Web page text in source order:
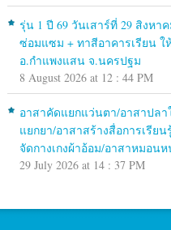
รุ่น 1 ปี 69 วันเสาร์ที่ 29 สิงหา
ซ่อมแซม + ทาสีอาคารเรียน ใ
อ.กำแพงแสน จ.นครปฐม
8 August 2026 at 12 : 44 PM
อาสาคัดแยกแว่นตา/อาสาปล
แยกยา/อาสาสร้างสื่อการเรี
จัดกางเกงผ้าอ้อม/อาสาหมอน
29 July 2026 at 14 : 37 PM